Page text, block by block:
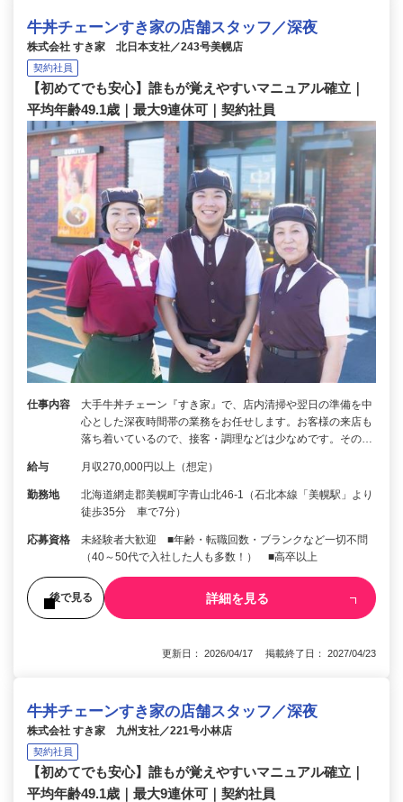
牛丼チェーンすき家の店舗スタッフ／深夜
株式会社 すき家 北日本支社／243号美幌店
契約社員
【初めてでも安心】誰もが覚えやすいマニュアル確立｜
平均年齢49.1歳｜最大9連休可｜契約社員
仕事内容
大手牛丼チェーン『すき家』で、店内清掃や翌日の準備を中
心とした深夜時間帯の業務をお任せします。お客様の来店も
落ち着いているので、接客・調理などは少なめです。その…
給与 月収270,000円以上（想定）
勤務地
北海道網走郡美幌町字青山北46-1（石北本線「美幌駅」より
徒歩35分 車で7分）
応募資格
未経験者大歓迎 ■年齢・転職回数・ブランクなど一切不問
（40～50代で入社した人も多数！） ■高卒以上
後で見る 詳細を見る
更新日： 2026/04/17 掲載終了日： 2027/04/23
牛丼チェーンすき家の店舗スタッフ／深夜
株式会社 すき家 九州支社／221号小林店
契約社員
【初めてでも安心】誰もが覚えやすいマニュアル確立｜
平均年齢49.1歳｜最大9連休可｜契約社員